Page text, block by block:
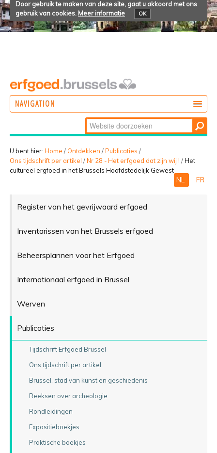
Door gebruik te maken van deze site, gaat u akkoord met ons
gebruik van cookies. Meer informatie OK
NAVIGATION
BELEVEN
Zoek
Geavanceerd
zoeken...
U bent hier: Home / Ontdekken /Publicaties /
Ons tijdschrift per artikel /Nr 28 - Het erfgoed dat zijn wij ! /Het
cultureel ergfoed in het Brussels Hoofdstedelijk Gewest
NL FR
Register van het gevrijwaard erfgoed
Inventarissen van het Brussels erfgoed
Beheersplannen voor het Erfgoed
Internationaal erfgoed in Brussel
Werven
Publicaties
Tijdschrift Erfgoed Brussel
Ons tijdschrift per artikel
Brussel, stad van kunst en geschiedenis
Reeksen over archeologie
Rondleidingen
Expositieboekjes
Praktische boekjes